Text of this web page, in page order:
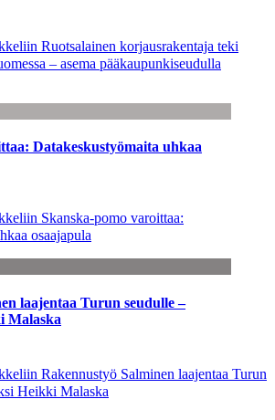
Ruotsalainen korjausrakentaja teki
– asema pääkaupunkiseudulla
Datakeskustyömaita uhkaa
Skanska-pomo varoittaa:
osaajapula
laajentaa Turun seudulle –
Malaska
Rakennustyö Salminen laajentaa Turun
Heikki Malaska